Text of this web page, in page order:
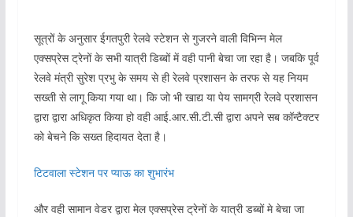
सूत्रों के अनुसार ईगतपुरी रेलवे स्टेशन से गुजरने वाली विभिन्न मेल
एक्सप्रेस ट्रेनों के सभी यात्री डिब्बों में वही पानी बेचा जा रहा है। जबकि पूर्व
रेलवे मंत्री सुरेश प्रभु के समय से ही रेलवे प्रशासन के तरफ से यह नियम
सख्ती से लागू किया गया था। कि जो भी खाद्य या पेय सामग्री रेलवे प्रशासन
द्वारा द्वारा अधिकृत किया हो वही आई.आर.सी.टी.सी द्वारा अपने सब कॉन्टैक्टर
को बेचने कि सख्त हिदायत देता है।
टिटवाला स्टेशन पर प्याऊ का शुभारंभ
और वही सामान वेडर द्वारा मेल एक्सप्रेस ट्रेनों के यात्री डब्बों मे बेचा जा